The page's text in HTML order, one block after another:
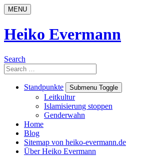
Skip
to
MENU
Heiko Evermann
Search
Search
for:
Standpunkte
Submenu Toggle
Leitkultur
Islamisierung stoppen
Genderwahn
Home
Blog
Sitemap von heiko-evermann.de
Über Heiko Evermann